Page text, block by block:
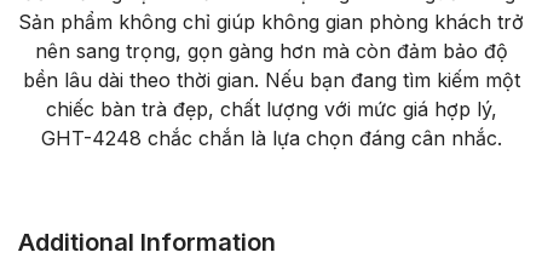
Sản phẩm không chỉ giúp không gian phòng khách trở
nên sang trọng, gọn gàng hơn mà còn đảm bảo độ
bền lâu dài theo thời gian. Nếu bạn đang tìm kiếm một
chiếc bàn trà đẹp, chất lượng với mức giá hợp lý,
GHT-4248 chắc chắn là lựa chọn đáng cân nhắc.
Additional Information